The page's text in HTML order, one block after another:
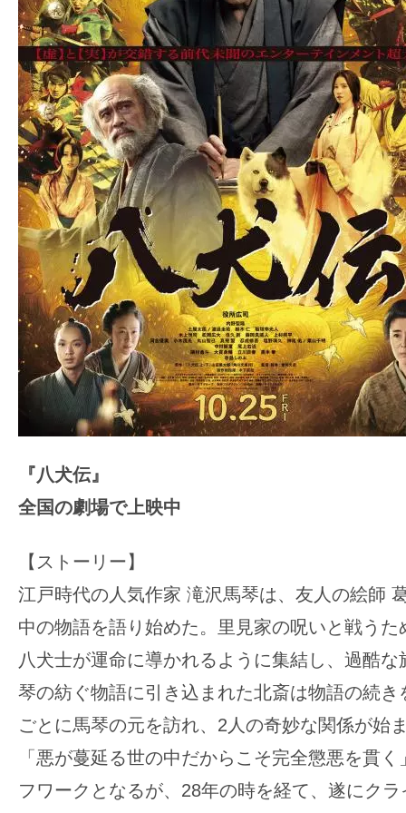
『八犬伝』
全国の劇場で上映中
【ストーリー】
江戸時代の人気作家 滝沢馬琴は、友人の絵師
中の物語を語り始めた。里見家の呪いと戦う
八犬士が運命に導かれるように集結し、過酷
琴の紡ぐ物語に引き込まれた北斎は物語の続き
ごとに馬琴の元を訪れ、2人の奇妙な関係が始
「悪が蔓延る世の中だからこそ完全懲悪を貫
フワークとなるが、28年の時を経て、遂にク